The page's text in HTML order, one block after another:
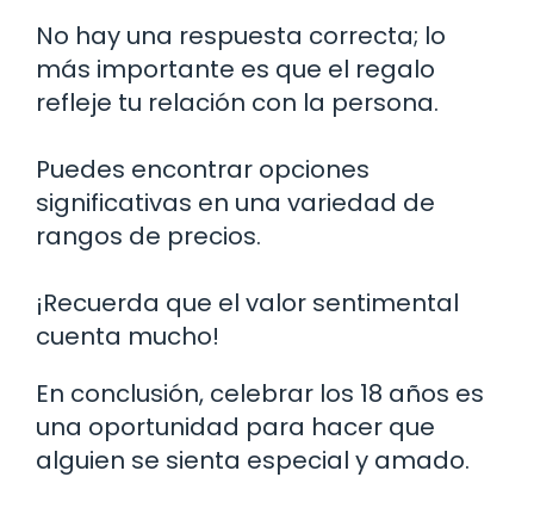
No hay una respuesta correcta; lo
más importante es que el regalo
refleje tu relación con la persona.
Puedes encontrar opciones
significativas en una variedad de
rangos de precios.
¡Recuerda que el valor sentimental
cuenta mucho!
En conclusión, celebrar los 18 años es
una oportunidad para hacer que
alguien se sienta especial y amado.